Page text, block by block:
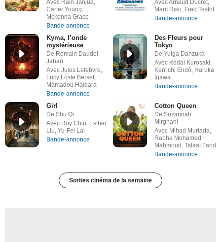
Avec Rain Janjua,
Carter Young,
Mckenna Grace
Bande-annonce
Avec Arnaud Ducret,
Marc Riso, Fred Testot
Bande-annonce
Kyma, l’onde
mystérieuse
De Romain Daudet-
Jahan
Avec Jules Lefebvre,
Lucy Loste Berset,
Mamadou Haïdara
Bande-annonce
Des Fleurs pour
Tokyo
De Yuiga Danzuka
Avec Kodai Kurosaki,
Ken'ichi Endô, Haruka
Igawa
Bande-annonce
Girl
De Shu Qi
Avec Roy Chiu, Esther
Liu, Yu-Fei Lai
Bande-annonce
Cotton Queen
De Suzannah
Mirghani
Avec Mihad Murtada,
Rabha Mohamed
Mahmoud, Talaat Farid
Bande-annonce
Sorties cinéma de la semaine